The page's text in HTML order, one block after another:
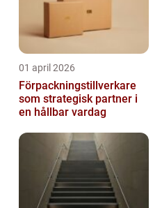
01 april 2026
Förpackningstillverkare
som strategisk partner i
en hållbar vardag